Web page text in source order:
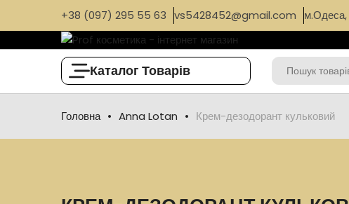
+38 (097) 295 55 63 vs5428452@gmail.com
Каталог Товарів
Головна Anna Lotan Крем-дезодорант кульковий